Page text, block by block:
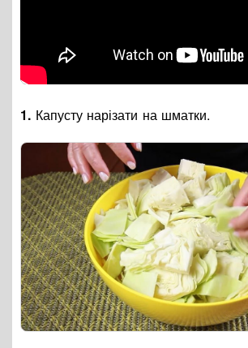
1. Капусту нарізати на шматки.